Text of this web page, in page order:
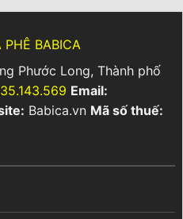
PHÊ BABICA
Phước Long, Thành phố
Email:
Babica.vn Mã số thuế: